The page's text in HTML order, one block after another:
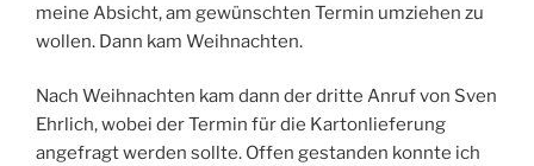
meine Absicht, am gewünschten Termin umziehen zu
wollen. Dann kam Weihnachten.
Nach Weihnachten kam dann der dritte Anruf von Sven
Ehrlich, wobei der Termin für die Kartonlieferung
angefragt werden sollte. Offen gestanden konnte ich